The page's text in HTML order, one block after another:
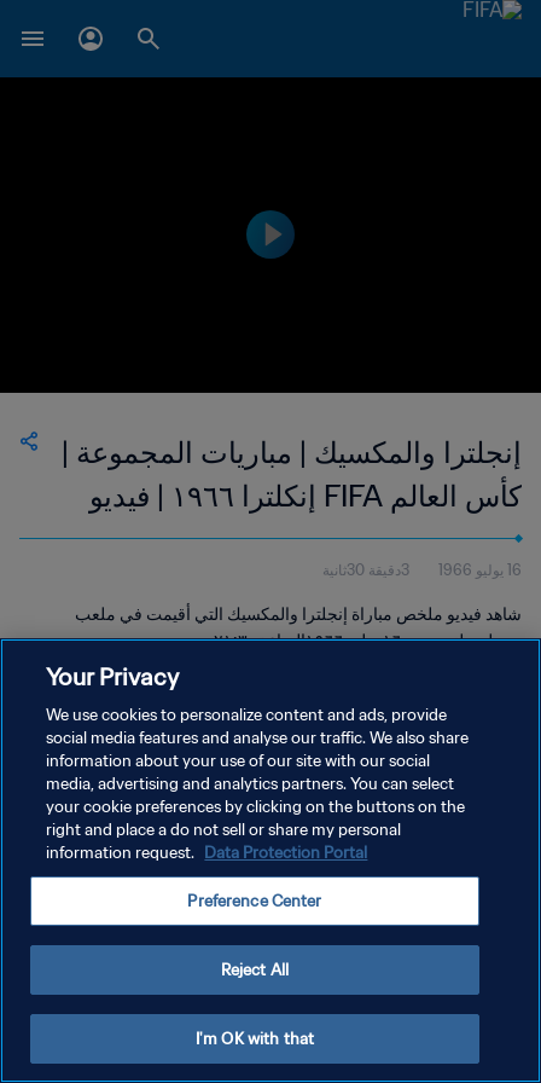
إنجلترا والمكسيك | مباريات المجموعة |
كأس العالم FIFA إنكلترا ١٩٦٦ | فيديو
ملخص
16 يوليو 1966 3دقيقة 30ثانية
شاهد فيديو ملخص مباراة إنجلترا والمكسيك التي أقيمت في ملعب
ويمبلي، لندن يوم ١٦ يوليو ١٩٦٦الساعة٢١:٣٠.
سياسة الخصوصية
إدارة تفضيلات ملفات تعريف الارتباط
Your Privacy
We use cookies to personalize content and ads, provide
social media features and analyse our traffic. We also share
information about your use of our site with our social
media, advertising and analytics partners. You can select
your cookie preferences by clicking on the buttons on the
right and place a do not sell or share my personal
information request. Data Protection Portal
Preference Center
Reject All
I'm OK with that